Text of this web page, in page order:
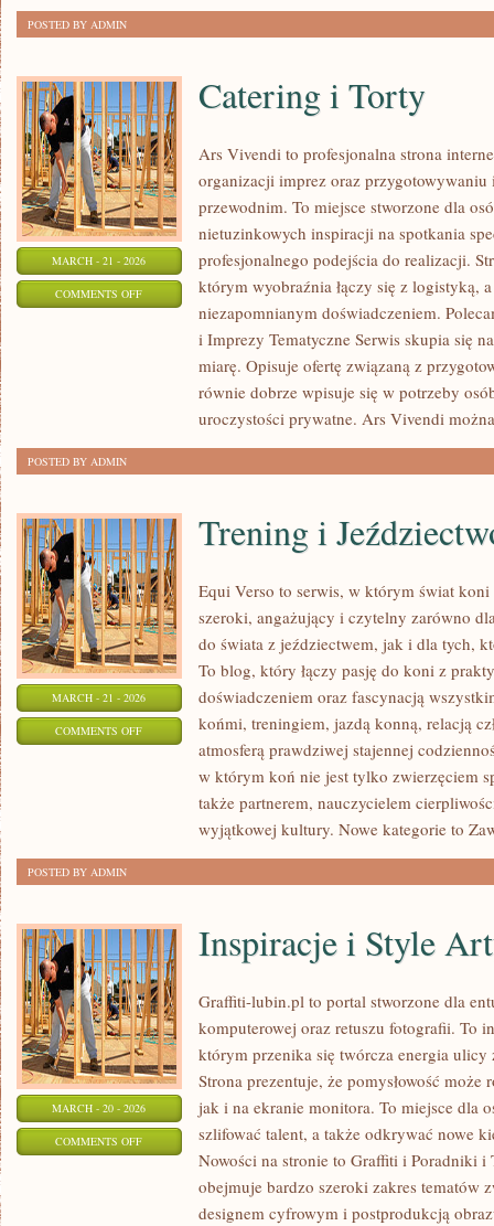
POSTED BY ADMIN
MARCH - 21 - 2026
COMMENTS OFFON
Catering i Torty
Ars Vivendi to profesjonalna strona
organizacji imprez oraz
przewodnim. To miejsce stworzone dla
nietuzinkowych inspiracji na spotkania
profesjonalnego podejścia do realizacji.
którym wyobraźnia łączy się z logistyką,
niezapomnianym doświadczeniem.
i Imprezy Tematyczne Serwis skupia się
miarę. Opisuje ofertę związaną z
równie dobrze wpisuje się w potrzeby
uroczystości prywatne. Ars Vivendi można
POSTED BY ADMIN
MARCH - 21 - 2026
COMMENTS OFFON
JEŹDZIECTWO
Trening i
Equi Verso to serwis, w którym świat
szeroki, angażujący i czytelny zarówno
do świata z jeździectwem, jak i dla tych,
To blog, który łączy pasję do koni z
doświadczeniem oraz fascynacją
końmi, treningiem, jazdą konną, relacją
atmosferą prawdziwej stajennej
w którym koń nie jest tylko zwierzęciem
także partnerem, nauczycielem
wyjątkowej kultury. Nowe kategorie to
POSTED BY ADMIN
MARCH - 20 - 2026
COMMENTS OFFON
INSPIRACJE
Inspiracje i Style
Graffiti-lubin.pl to portal stworzone dla
komputerowej oraz retuszu fotografii. To
którym przenika się twórcza energia
Strona prezentuje, że pomysłowość
jak i na ekranie monitora. To miejsce dla
szlifować talent, a także odkrywać nowe
Nowości na stronie to Graffiti i Poradniki i
obejmuje bardzo szeroki zakres tematów
designem cyfrowym i postprodukcją